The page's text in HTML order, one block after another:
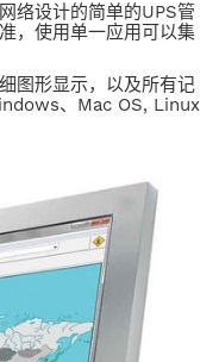
络设计的简单的UPS管
，使用单一应用可以集
图形显示，以及所有记
、Mac OS, Linux